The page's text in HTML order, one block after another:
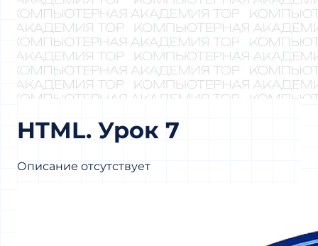
HTML. Урок 7
Описание отсутствует